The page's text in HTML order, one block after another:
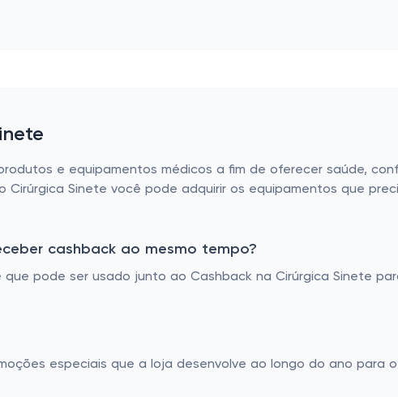
e equipamentos médicos a fim de oferecer saúde,
Sinete você pode adquirir os equipamentos que
cashback ao mesmo tempo?
pode ser usado junto ao Cashback na Cirúrgica Sinete
especiais que a loja desenvolve ao longo do ano para